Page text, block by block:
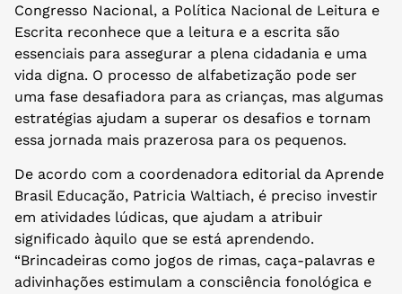
Congresso Nacional, a Política Nacional de Leitura e
Escrita reconhece que a leitura e a escrita são
essenciais para assegurar a plena cidadania e uma
vida digna. O processo de alfabetização pode ser
uma fase desafiadora para as crianças, mas algumas
estratégias ajudam a superar os desafios e tornam
essa jornada mais prazerosa para os pequenos.
De acordo com a coordenadora editorial da Aprende
Brasil Educação, Patricia Waltiach, é preciso investir
em atividades lúdicas, que ajudam a atribuir
significado àquilo que se está aprendendo.
“Brincadeiras como jogos de rimas, caça-palavras e
adivinhações estimulam a consciência fonológica e